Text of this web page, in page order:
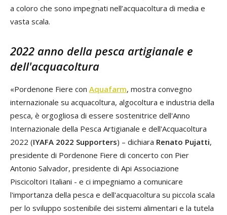
a coloro che sono impegnati nell’acquacoltura di media e
vasta scala.
2022 anno della pesca artigianale e
dell'acquacoltura
«Pordenone Fiere con Aquafarm, mostra convegno
internazionale su acquacoltura, algocoltura e industria della
pesca, è orgogliosa di essere sostenitrice dell'Anno
Internazionale della Pesca Artigianale e dell'Acquacoltura
2022 (IYAFA 2022 Supporters) – dichiara Renato Pujatti,
presidente di Pordenone Fiere di concerto con Pier
Antonio Salvador, presidente di Api Associazione
Piscicoltori Italiani - e ci impegniamo a comunicare
l'importanza della pesca e dell'acquacoltura su piccola scala
per lo sviluppo sostenibile dei sistemi alimentari e la tutela